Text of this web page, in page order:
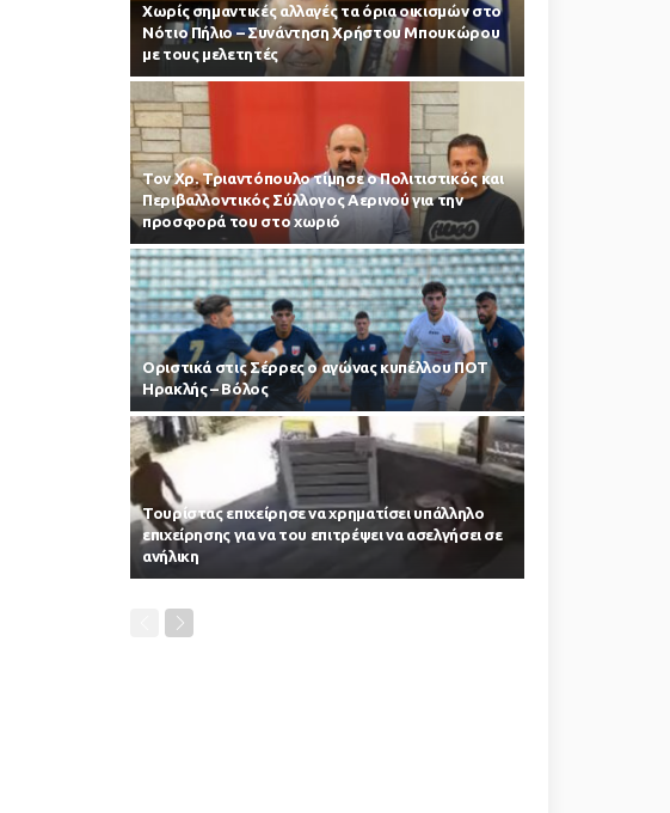
Χωρίς σημαντικές αλλαγές τα όρια οικισμών στο
Νότιο Πήλιο – Συνάντηση Χρήστου Μπουκώρου
με τους μελετητές
Τον Χρ. Τριαντόπουλο τίμησε ο Πολιτιστικός και
Περιβαλλοντικός Σύλλογος Αερινού για την
προσφορά του στο χωριό
Οριστικά στις Σέρρες ο αγώνας κυπέλλου ΠΟΤ
Ηρακλής – Βόλος
Τουρίστας επιχείρησε να χρηματίσει υπάλληλο
επιχείρησης για να του επιτρέψει να ασελγήσει σε
ανήλικη